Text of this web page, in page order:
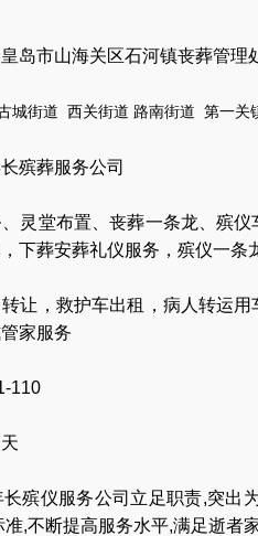
岛市山海关区石河镇丧葬管理
城街道 西关街道 路南街道 第一关
殡葬服务公司
灵堂布置 、丧葬一条龙 、殡仪
， 下葬安葬礼仪服务 ， 殡仪一条
让 ， 救护车出租 ， 病人转运用
家服务
110
殡仪服务公司立足职责,突出
,不断提高服务水平,满足逝者